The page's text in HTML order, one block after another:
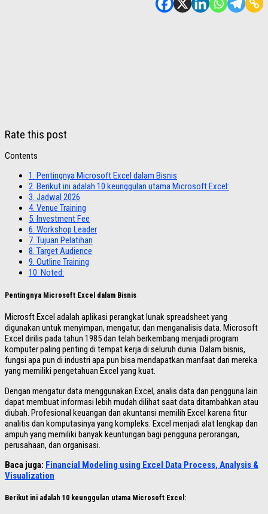
Rate this post
Contents
1. Pentingnya Microsoft Excel dalam Bisnis
2. Berikut ini adalah 10 keunggulan utama Microsoft Excel:
3. Jadwal 2026
4. Venue Training
5. Investment Fee
6. Workshop Leader
7. Tujuan Pelatihan
8. Target Audience
9. Outline Training
10. Noted:
Pentingnya Microsoft Excel dalam Bisnis
Microsft Excel adalah aplikasi perangkat lunak spreadsheet yang
digunakan untuk menyimpan, mengatur, dan menganalisis data. Microsoft
Excel dirilis pada tahun 1985 dan telah berkembang menjadi program
komputer paling penting di tempat kerja di seluruh dunia. Dalam bisnis,
fungsi apa pun di industri apa pun bisa mendapatkan manfaat dari mereka
yang memiliki pengetahuan Excel yang kuat.
Dengan mengatur data menggunakan Excel, analis data dan pengguna lain
dapat membuat informasi lebih mudah dilihat saat data ditambahkan atau
diubah. Profesional keuangan dan akuntansi memilih Excel karena fitur
analitis dan komputasinya yang kompleks. Excel menjadi alat lengkap dan
ampuh yang memiliki banyak keuntungan bagi pengguna perorangan,
perusahaan, dan organisasi.
Baca juga: Financial Modeling using Excel Data Process, Analysis &
Visualization
Berikut ini adalah 10 keunggulan utama Microsoft Excel: